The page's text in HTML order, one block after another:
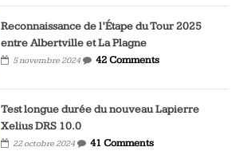
Reconnaissance de l’Étape du Tour 2025
entre Albertville et La Plagne
5 novembre 2024 42 Comments
Test longue durée du nouveau Lapierre
Xelius DRS 10.0
22 octobre 2024 41 Comments